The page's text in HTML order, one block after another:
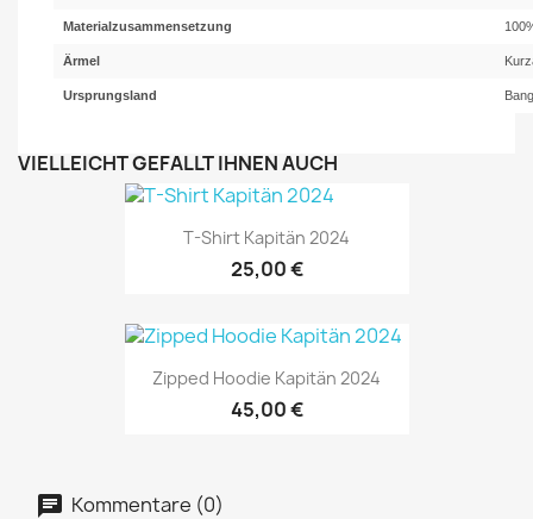
Materialzusammensetzung
Ärmel
Ursprungsland
VIELLEICHT GEFÄLLT IHNEN AUCH
T-Shirt Kapitän 2024
25,00 €
Zipped Hoodie Kapitän 2024
45,00 €
Kommentare (0)